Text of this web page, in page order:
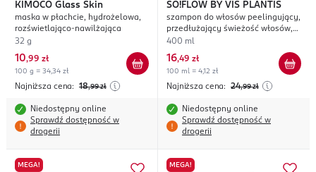
KIMOCO Glass Skin
maska w płachcie, hydrożelowa,
rozświetlająco-nawilżająca
32 g
10,99 zł
100 g = 34,34 zł
Najniższa cena: 18,99 zł
Niedostępny online
Sprawdź dostępność w
drogerii
SO!FLOW BY VIS PLANTIS
szampon do włosów peelingujący,
przedłużający świeżość włosów,
zapach orzeźwiającego koktajlu
400 ml
16,49 zł
100 ml = 4,12 zł
Najniższa cena: 24,99 zł
Niedostępny online
Sprawdź dostępność w
drogerii
MEGA! MEGA!